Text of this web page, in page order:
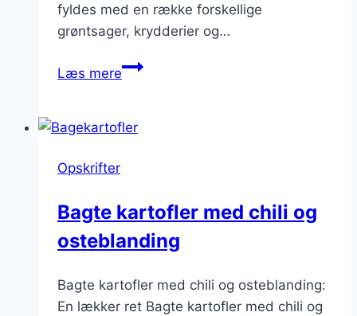
fyldes med en række forskellige
grøntsager, krydderier og…
Læs mereBakt
med
Opskrifter
Bagte kartofler med chili og
osteblanding
Bagte kartofler med chili og osteblanding:
En lækker ret Bagte kartofler med chili og